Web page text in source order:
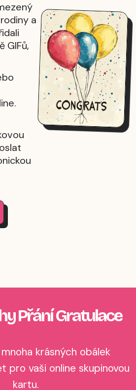
a
GIFů,
Přání Gratulace
krásných obálek
pro vaši online skupinovou
kartu.